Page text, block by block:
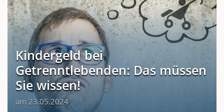
Kindergeld bei
Getrenntlebenden: Das müssen
Sie wissen!
am 23.05.2024